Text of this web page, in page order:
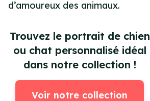
d’amoureux des animaux.
Trouvez le portrait de chien
ou chat personnalisé idéal
dans notre collection !
Voir notre collection